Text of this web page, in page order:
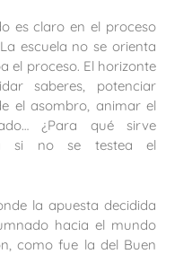
es claro en el proceso
escuela no se orienta
el proceso. El horizonte
saberes, potenciar
el asombro, animar el
¿Para qué sirve
si no se testea el
la apuesta decidida
hacia el mundo
como fue la del Buen